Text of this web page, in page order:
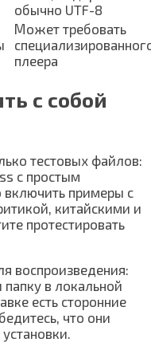
обычно UTF-8
Может требовать
плеера
с собой
тестовых файлов:
с простым
примеры с
китайскими и
протестировать
воспроизведения:
в локальной
есть сторонние
что они